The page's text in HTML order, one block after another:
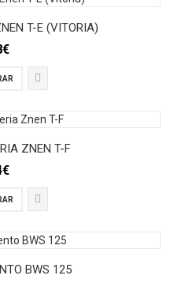
T-E (VITORIA)
ZNEN T-F
BWS 125